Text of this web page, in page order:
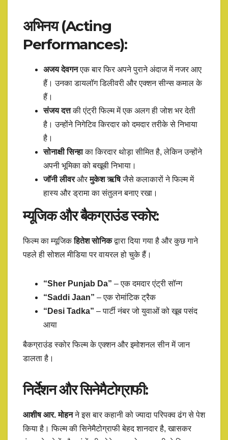
अभिनय (Acting
Performances):
अजय देवगनएक बार फिर अपने पुराने अंदाज में नजर आए
हैं। उनका डायलॉग डिलीवरी और एक्शन सीन्स कमाल के
हैं।
संजय दत्तकी एंट्री फिल्म में एक अलग ही जोश भर देती
है। उन्होंने निगेटिव किरदार को दमदार तरीके से निभाया
है।
सोनाक्षी सिन्हाका किरदार थोड़ा सीमित है, लेकिन उन्होंने
अपनी भूमिका को बखूबी निभाया।
जॉनी लीवरऔरमुकेश ऋषिजैसे कलाकारों ने फिल्म में
हास्य और ड्रामा का संतुलन बनाए रखा।
म्यूजिक और बैकग्राउंड स्कोर:
फिल्म का म्यूजिकहितेश सोनिकद्वारा दिया गया है और कुछ गाने
पहले ही सोशल मीडिया पर वायरल हो चुके हैं।
“Sher Punjab Da” – एक दमदार एंट्री सॉन्ग
“Saddi Jaan” – एक रोमांटिक ट्रैक
“Desi Tadka” – पार्टी नंबर जो युवाओं को खूब पसंद
आया
बैकग्राउंड स्कोर फिल्म के एक्शन और इमोशनल सीन में जान
डालता है।
निर्देशन और सिनेमैटोग्राफी:
आशीष आर. मोहनने इस बार कहानी को ज्यादा परिपक्व ढंग से पेश
किया है। फिल्म की सिनेमैटोग्राफी बेहद शानदार है, खासकर